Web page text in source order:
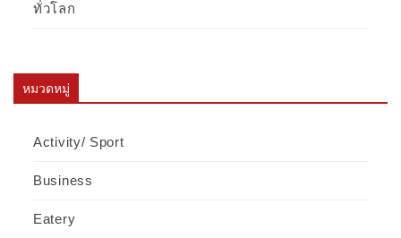
ทั่วโลก
หมวดหมู่
Activity/ Sport
Business
Eatery